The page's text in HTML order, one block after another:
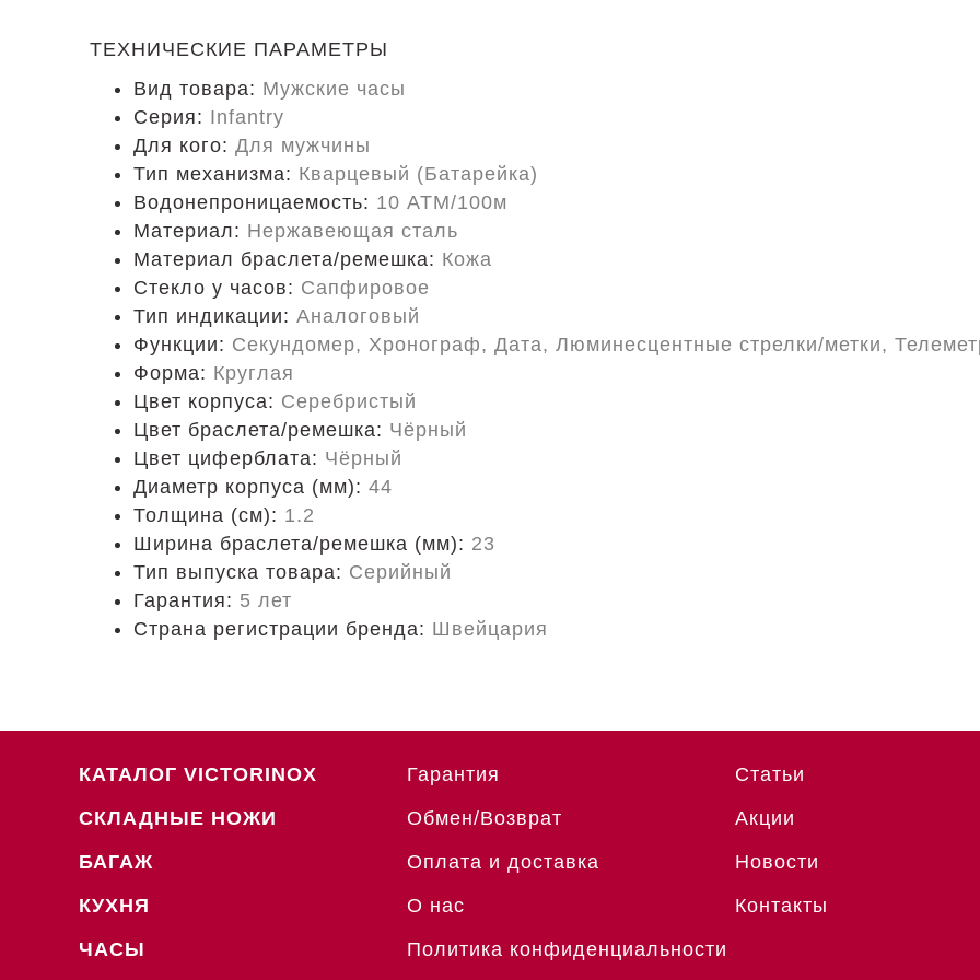
ТЕХНИЧЕСКИЕ ПАРАМЕТРЫ
Вид товара: Мужские часы
Серия: Infantry
Для кого: Для мужчины
Тип механизма: Кварцевый (Батарейка)
Водонепроницаемость: 10 ATM/100м
Материал: Нержавеющая сталь
Материал браслета/ремешка: Кожа
Стекло у часов: Сапфировое
Тип индикации: Аналоговый
Функции: Секундомер, Хронограф, Дата, Люминесцентные стрелки/метки,
Форма: Круглая
Цвет корпуса: Серебристый
Цвет браслета/ремешка: Чёрный
Цвет циферблата: Чёрный
Диаметр корпуса (мм): 44
Толщина (см): 1.2
Ширина браслета/ремешка (мм): 23
Тип выпуска товара: Серийный
Гарантия: 5 лет
Страна регистрации бренда: Швейцария
КАТАЛОГ VICTORINOX
СКЛАДНЫЕ НОЖИ
БАГАЖ
КУХНЯ
ЧАСЫ
Гарантия
Обмен/Возврат
Оплата и доставка
О нас
Политика конфиденциальности
Статьи
Акции
Новости
Контакты